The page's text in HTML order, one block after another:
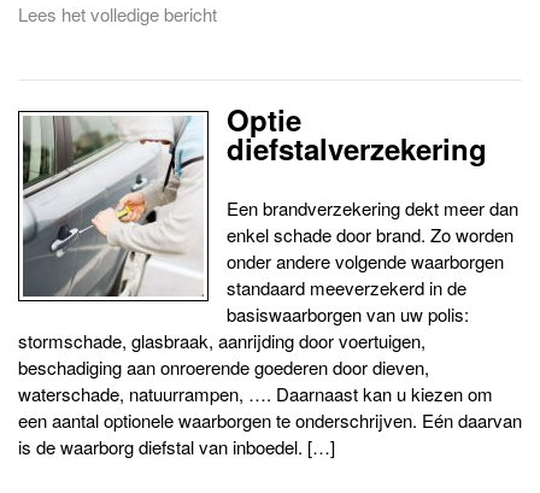
Lees het volledige bericht
Optie
diefstalverzekering
Een brandverzekering dekt meer dan
enkel schade door brand. Zo worden
onder andere volgende waarborgen
standaard meeverzekerd in de
basiswaarborgen van uw polis:
stormschade, glasbraak, aanrijding door voertuigen,
beschadiging aan onroerende goederen door dieven,
waterschade, natuurrampen, …. Daarnaast kan u kiezen om
een aantal optionele waarborgen te onderschrijven. Eén daarvan
is de waarborg diefstal van inboedel. […]